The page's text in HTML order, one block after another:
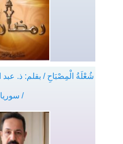
شُعْلَةُ الْمِصْبَاحِ / بقلم: ذ. عبد
/ سوريا